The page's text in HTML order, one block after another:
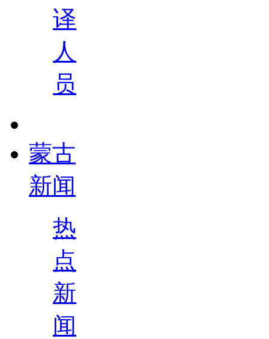
译
人
员
蒙古
新闻
热
点
新
闻